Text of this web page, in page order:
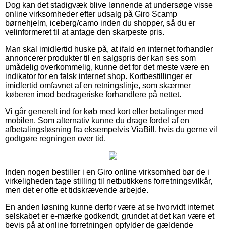
Dog kan det stadigvæk blive lønnende at undersøge visse
online virksomheder efter udsalg på Giro Scamp
børnehjelm, iceberg/camo inden du shopper, så du er
velinformeret til at antage den skarpeste pris.
Man skal imidlertid huske på, at ifald en internet forhandler
annoncerer produkter til en salgspris der kan ses som
umådelig overkommelig, kunne det for det meste være en
indikator for en falsk internet shop. Kortbestillinger er
imidlertid omfavnet af en retningslinje, som skærmer
køberen imod bedrageriske forhandlere på nettet.
Vi går generelt ind for køb med kort eller betalinger med
mobilen. Som alternativ kunne du drage fordel af en
afbetalingsløsning fra eksempelvis ViaBill, hvis du gerne vil
godtgøre regningen over tid.
Inden nogen bestiller i en Giro online virksomhed bør de i
virkeligheden tage stilling til netbutikkens forretningsvilkår,
men det er ofte et tidskrævende arbejde.
En anden løsning kunne derfor være at se hvorvidt internet
selskabet er e-mærke godkendt, grundet at det kan være et
bevis på at online forretningen opfylder de gældende